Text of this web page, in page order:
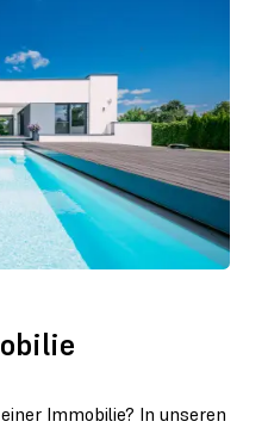
Immobilie? In unseren